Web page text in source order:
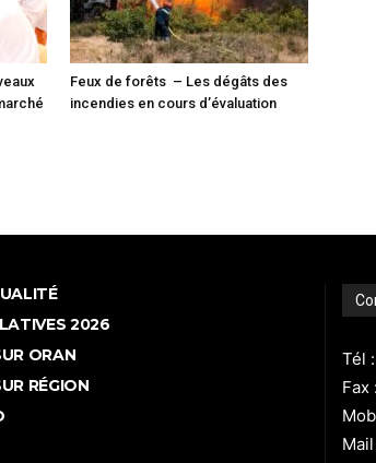
Feux de forêts – Les dégâts des
incendies en cours d’évaluation
2026
ORAN
RÉGION
Tél
Fax